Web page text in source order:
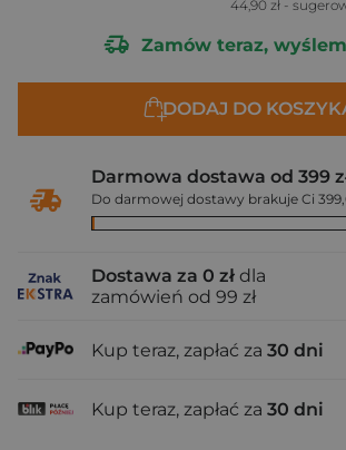
44,90 zł -
Zamów teraz,
DODAJ DO
Darmowa dostawa od 399
Do darmowej dostawy brakuje Ci
Dostawa za 0 zł dla
zamówień od 99 zł
Kup teraz, zapłać za 30 dni
Kup teraz, zapłać za 30 dni